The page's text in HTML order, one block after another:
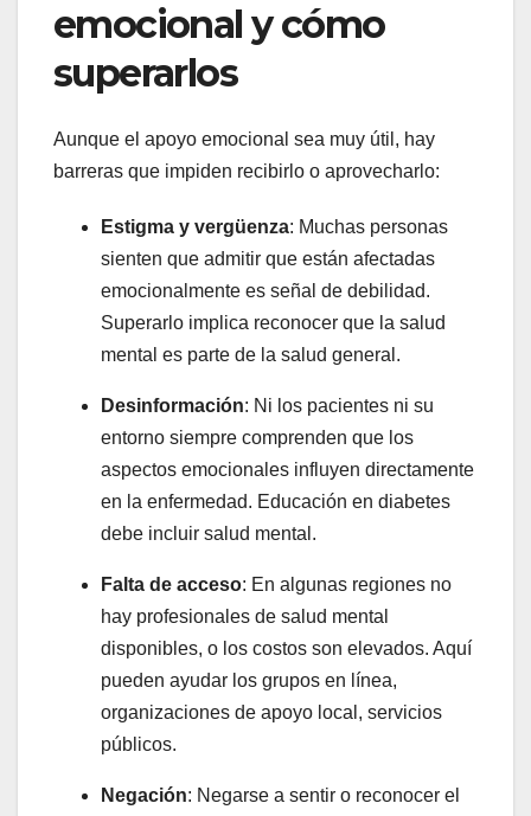
emocional y cómo
superarlos
Aunque el apoyo emocional sea muy útil, hay
barreras que impiden recibirlo o aprovecharlo:
Estigma y vergüenza: Muchas personas
sienten que admitir que están afectadas
emocionalmente es señal de debilidad.
Superarlo implica reconocer que la salud
mental es parte de la salud general.
Desinformación: Ni los pacientes ni su
entorno siempre comprenden que los
aspectos emocionales influyen directamente
en la enfermedad. Educación en diabetes
debe incluir salud mental.
Falta de acceso: En algunas regiones no
hay profesionales de salud mental
disponibles, o los costos son elevados. Aquí
pueden ayudar los grupos en línea,
organizaciones de apoyo local, servicios
públicos.
Negación: Negarse a sentir o reconocer el